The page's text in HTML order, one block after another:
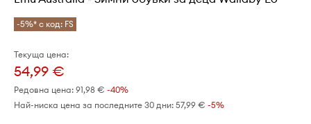
-5%* с код: FS
Текуща цена:
54,99 €
Редовна цена: 91,98 € -40%
Най-ниска цена за последните 30 дни: 57,99 € -5%